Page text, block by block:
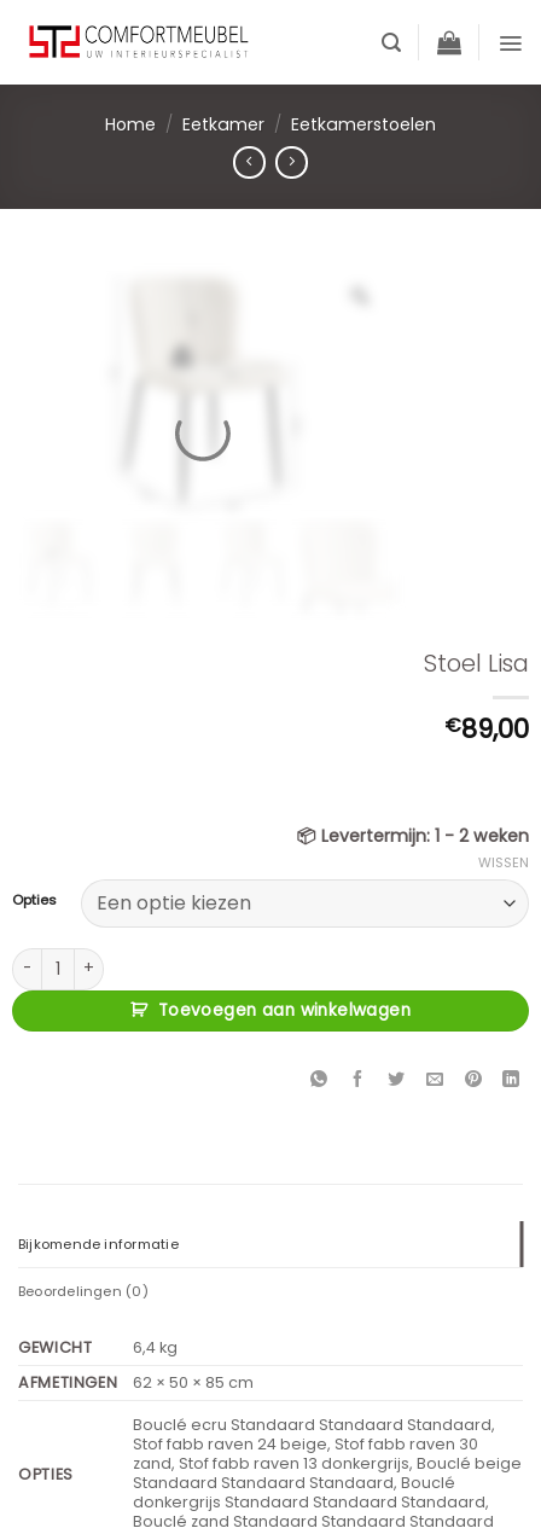
content
Home / Eetkamer / Eetkamerstoelen
Stoel Lisa
€89,00
📦 Levertermijn: 1 - 2 weken
Opties
WISSEN
Stoel Lisa aantal
Toevoegen aan winkelwagen
Bijkomende informatie
Beoordelingen (0)
GEWICHT
6,4 kg
AFMETINGEN
62 × 50 × 85 cm
OPTIES
Bouclé ecru Standaard Standaard Standaard,
Stof fabb raven 24 beige, Stof fabb raven 30
zand, Stof fabb raven 13 donkergrijs, Bouclé beige
Standaard Standaard Standaard, Bouclé
donkergrijs Standaard Standaard Standaard,
Bouclé zand Standaard Standaard Standaard